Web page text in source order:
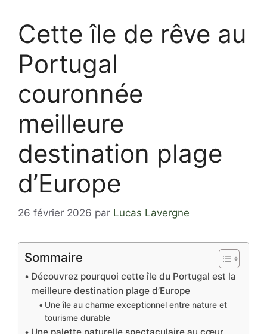
Cette île de rêve au
Portugal
couronnée
meilleure
destination plage
d’Europe
26 février 2026 par Lucas Lavergne
Sommaire
Découvrez pourquoi cette île du Portugal est la
meilleure destination plage d’Europe
Une île au charme exceptionnel entre nature et
tourisme durable